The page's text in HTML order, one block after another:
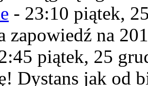
- 23:10 piątek,
zapowiedź na
piątek, 25
Dystans jak od